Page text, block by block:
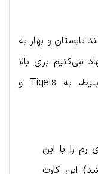
تابستان و بهار به
می‌کنیم برای بالا
بردن شانس خود برای پیدا کردن بلیط، به Tiqets و
رم را با این
این کارت